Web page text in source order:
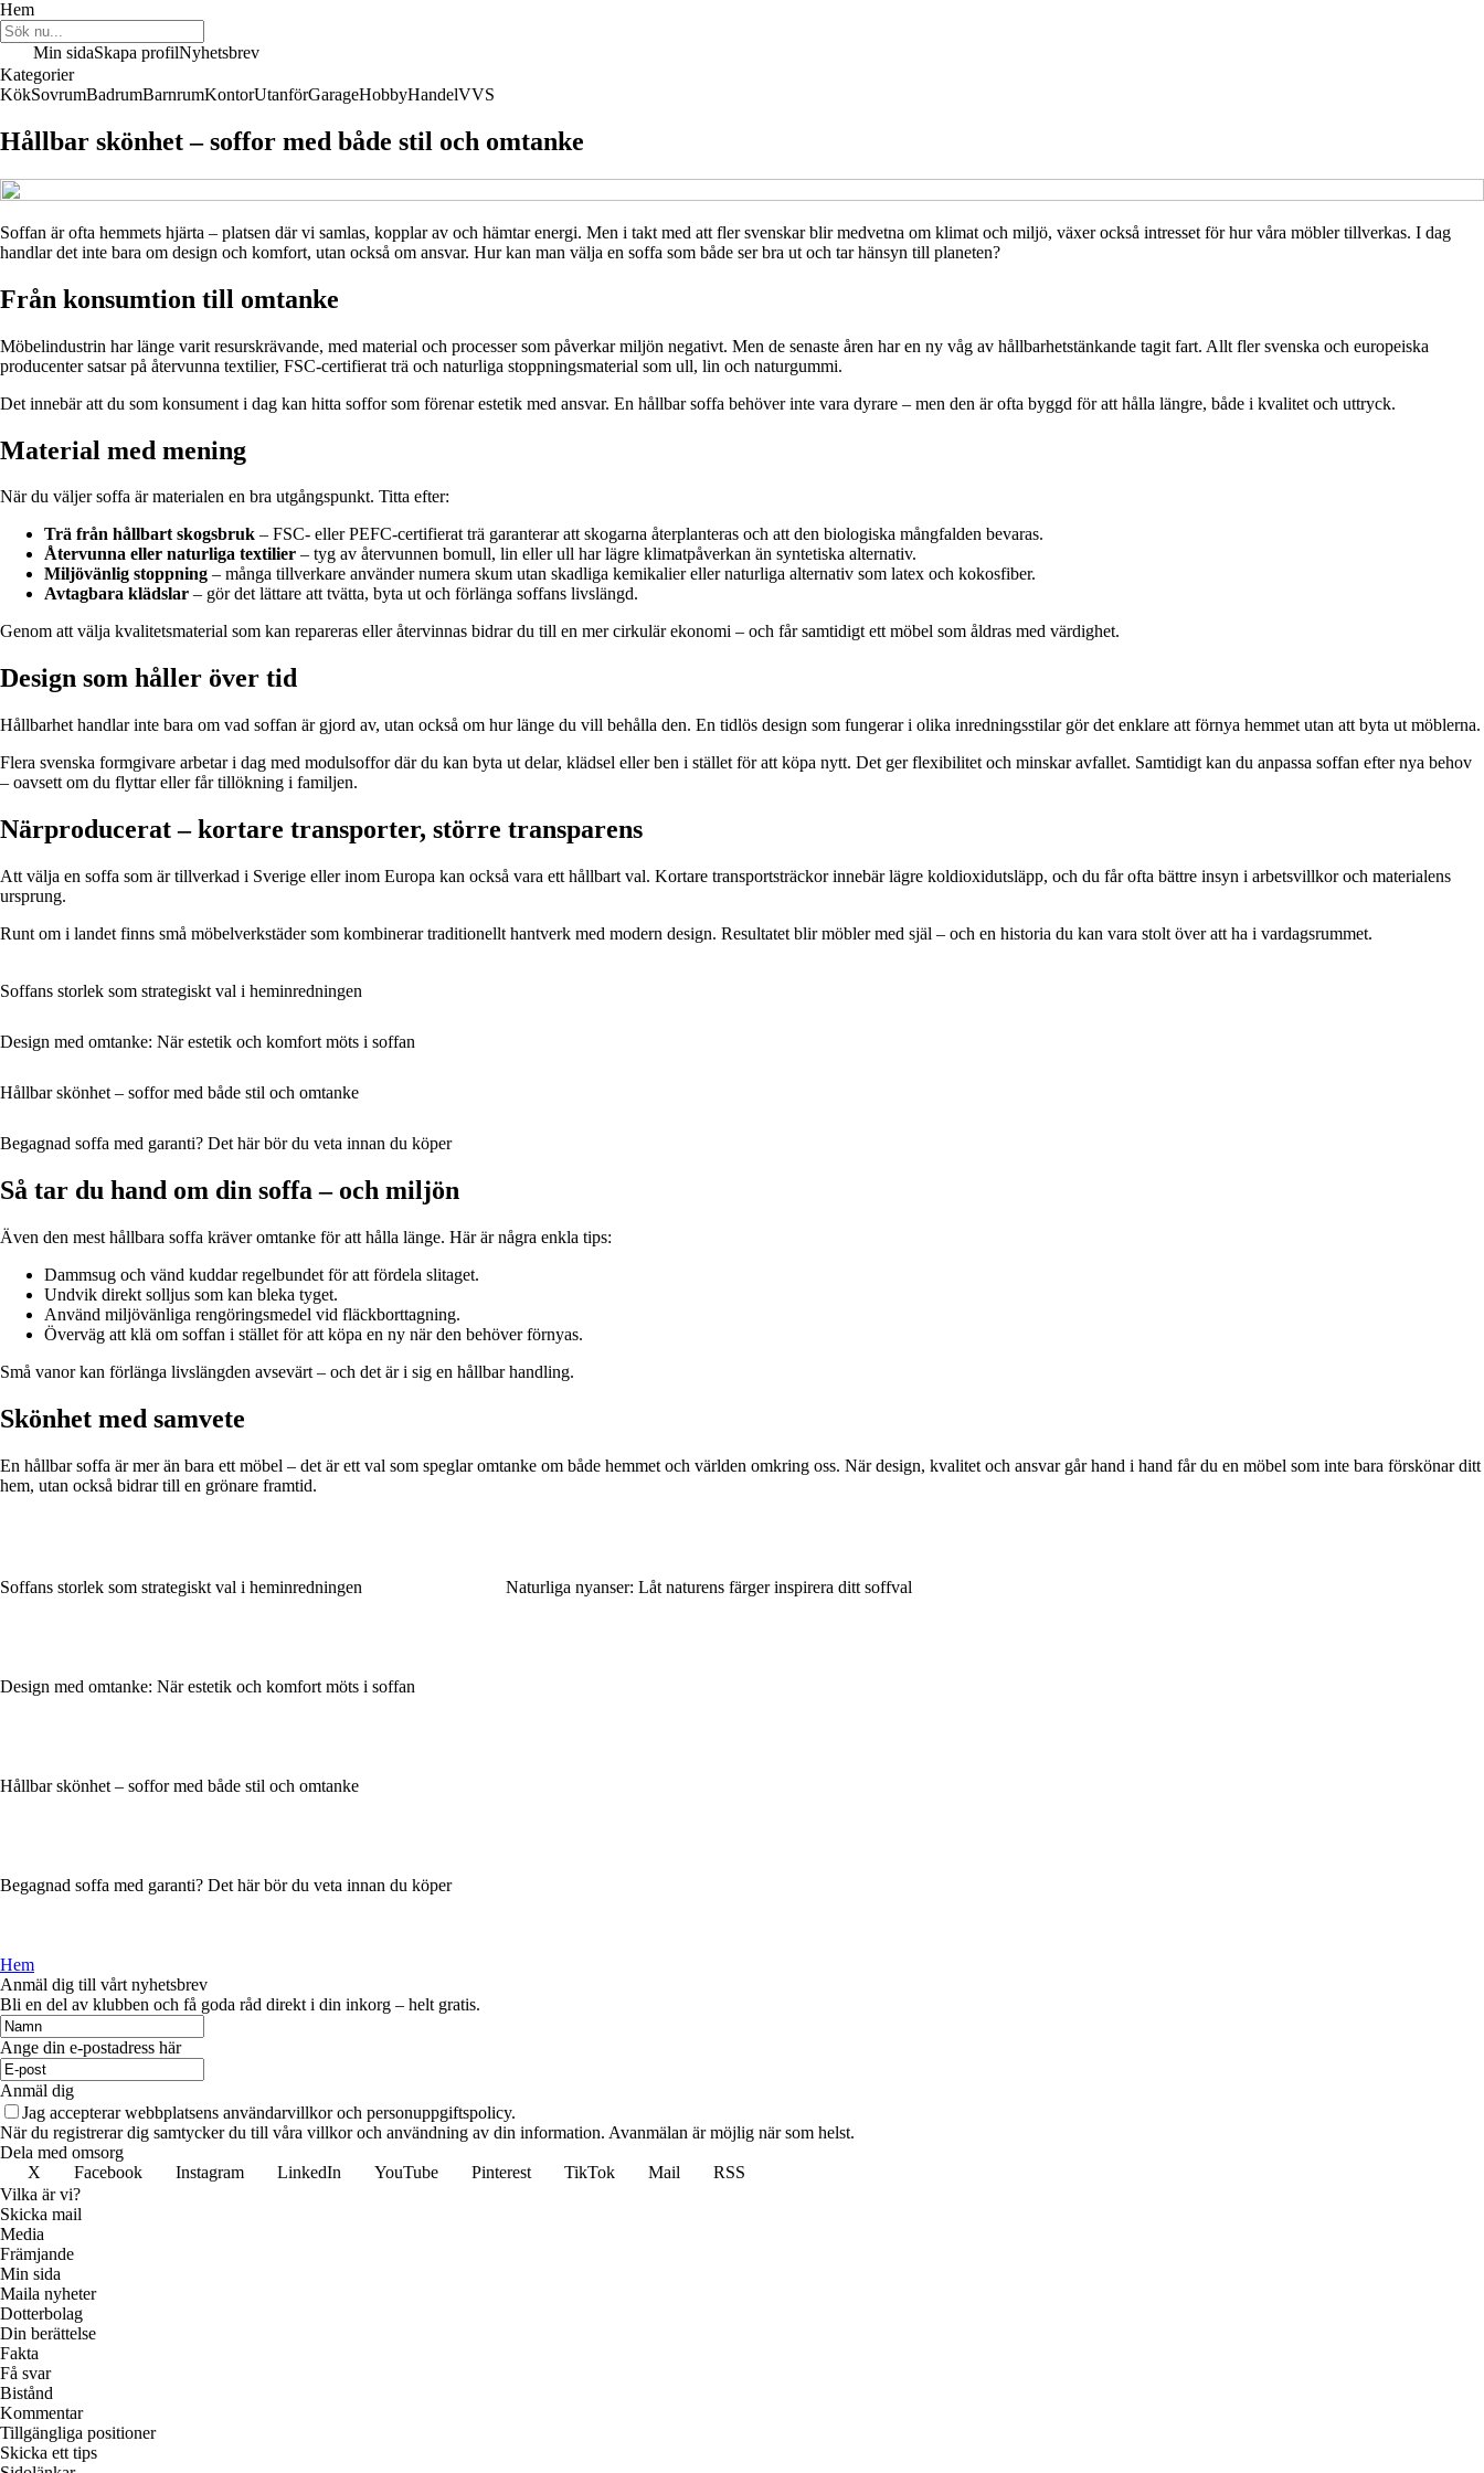
Hem
Min sidaSkapa profilNyhetsbrev
Kategorier
KökSovrumBadrumBarnrumKontorUtanförGarageHobbyHandelVVS
Hållbar skönhet – soffor med både stil och omtanke
Soffan är ofta hemmets hjärta – platsen där vi samlas, kopplar av och hämtar energi. Men i takt med att fler svenskar blir medvetna om klimat och miljö, växer också intresset för hur våra möbler tillverkas. I dag
handlar det inte bara om design och komfort, utan också om ansvar. Hur kan man välja en soffa som både ser bra ut och tar hänsyn till planeten?
Från konsumtion till omtanke
Möbelindustrin har länge varit resurskrävande, med material och processer som påverkar miljön negativt. Men de senaste åren har en ny våg av hållbarhetstänkande tagit fart. Allt fler svenska och europeiska
producenter satsar på återvunna textilier, FSC-certifierat trä och naturliga stoppningsmaterial som ull, lin och naturgummi.
Det innebär att du som konsument i dag kan hitta soffor som förenar estetik med ansvar. En hållbar soffa behöver inte vara dyrare – men den är ofta byggd för att hålla längre, både i kvalitet och uttryck.
Material med mening
När du väljer soffa är materialen en bra utgångspunkt. Titta efter:
Trä från hållbart skogsbruk – FSC- eller PEFC-certifierat trä garanterar att skogarna återplanteras och att den biologiska mångfalden bevaras.
Återvunna eller naturliga textilier – tyg av återvunnen bomull, lin eller ull har lägre klimatpåverkan än syntetiska alternativ.
Miljövänlig stoppning – många tillverkare använder numera skum utan skadliga kemikalier eller naturliga alternativ som latex och kokosfiber.
Avtagbara klädslar – gör det lättare att tvätta, byta ut och förlänga soffans livslängd.
Genom att välja kvalitetsmaterial som kan repareras eller återvinnas bidrar du till en mer cirkulär ekonomi – och får samtidigt ett möbel som åldras med värdighet.
Design som håller över tid
Hållbarhet handlar inte bara om vad soffan är gjord av, utan också om hur länge du vill behålla den. En tidlös design som fungerar i olika inredningsstilar gör det enklare att förnya hemmet utan att byta ut möblerna.
Flera svenska formgivare arbetar i dag med modulsoffor där du kan byta ut delar, klädsel eller ben i stället för att köpa nytt. Det ger flexibilitet och minskar avfallet. Samtidigt kan du anpassa soffan efter nya behov
– oavsett om du flyttar eller får tillökning i familjen.
Närproducerat – kortare transporter, större transparens
Att välja en soffa som är tillverkad i Sverige eller inom Europa kan också vara ett hållbart val. Kortare transportsträckor innebär lägre koldioxidutsläpp, och du får ofta bättre insyn i arbetsvillkor och materialens
ursprung.
Runt om i landet finns små möbelverkstäder som kombinerar traditionellt hantverk med modern design. Resultatet blir möbler med själ – och en historia du kan vara stolt över att ha i vardagsrummet.
Soffans storlek som strategiskt val i heminredningen
Design med omtanke: När estetik och komfort möts i soffan
Hållbar skönhet – soffor med både stil och omtanke
Begagnad soffa med garanti? Det här bör du veta innan du köper
Så tar du hand om din soffa – och miljön
Även den mest hållbara soffa kräver omtanke för att hålla länge. Här är några enkla tips:
Dammsug och vänd kuddar regelbundet för att fördela slitaget.
Undvik direkt solljus som kan bleka tyget.
Använd miljövänliga rengöringsmedel vid fläckborttagning.
Överväg att klä om soffan i stället för att köpa en ny när den behöver förnyas.
Små vanor kan förlänga livslängden avsevärt – och det är i sig en hållbar handling.
Skönhet med samvete
En hållbar soffa är mer än bara ett möbel – det är ett val som speglar omtanke om både hemmet och världen omkring oss. När design, kvalitet och ansvar går hand i hand får du en möbel som inte bara förskönar ditt
hem, utan också bidrar till en grönare framtid.
Soffans storlek som strategiskt val i heminredningen
Design med omtanke: När estetik och komfort möts i soffan
Hållbar skönhet – soffor med både stil och omtanke
Begagnad soffa med garanti? Det här bör du veta innan du köper
Naturliga nyanser: Låt naturens färger inspirera ditt soffval
Hem
Anmäl dig till vårt nyhetsbrev
Bli en del av klubben och få goda råd direkt i din inkorg – helt gratis.
Ange din e-postadress här
Anmäl dig
Jag accepterar webbplatsens användarvillkor och personuppgiftspolicy.
När du registrerar dig samtycker du till våra villkor och användning av din information. Avanmälan är möjlig när som helst.
Dela med omsorg
X
Facebook Instagram LinkedIn YouTube Pinterest TikTok Mail
RSS
Vilka är vi?
Skicka mail
Media
Främjande
Min sida
Maila nyheter
Dotterbolag
Din berättelse
Fakta
Få svar
Bistånd
Kommentar
Tillgängliga positioner
Skicka ett tips